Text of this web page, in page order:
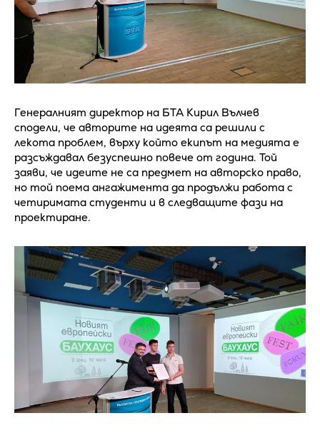
Генералният директор на БТА Кирил Вълчев
сподели, че авторите на идеята са решили с
лекота проблем, върху който екипът на медията е
разсъждавал безуспешно повече от година. Той
заяви, че идеите не са предмет на авторско право,
но той поема ангажимента да продължи работа с
четиримата студенти и в следващите фази на
проектиране.